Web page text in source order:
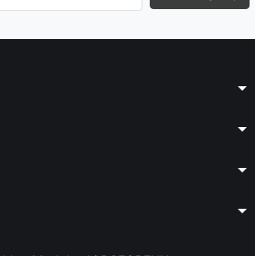
arrow_drop_down
arrow_drop_down
arrow_drop_down
arrow_drop_down